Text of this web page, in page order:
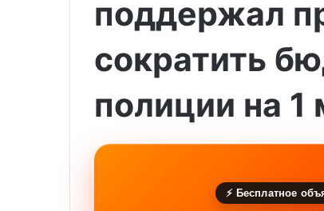
поддержал
сократить
полиции на
⚡ Бесплатное